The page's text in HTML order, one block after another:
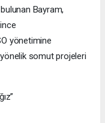
Bayram,
yönetimine
somut projeleri